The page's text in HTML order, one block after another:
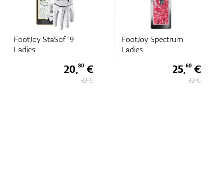
FootJoy StaSof 19
Ladies
20,80€
32 €
FootJoy Spectrum
Ladies
25,60€
32 €